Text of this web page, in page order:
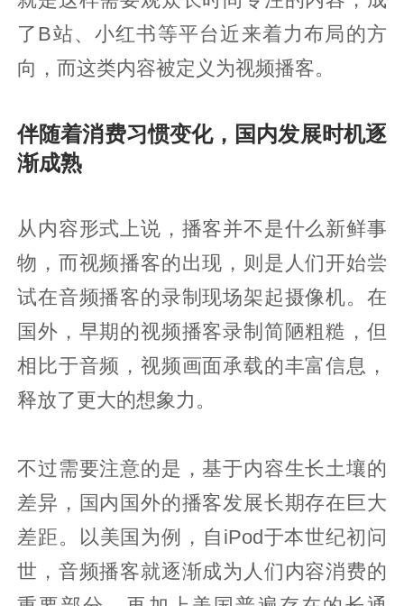
了B站、小红书等平台近来着力布局的方
向，而这类内容被定义为视频播客。
伴随着消费习惯变化，国内发展时机逐
渐成熟
从内容形式上说，播客并不是什么新鲜事
物，而视频播客的出现，则是人们开始尝
试在音频播客的录制现场架起摄像机。在
国外，早期的视频播客录制简陋粗糙，但
相比于音频，视频画面承载的丰富信息，
释放了更大的想象力。
不过需要注意的是，基于内容生长土壤的
差异，国内国外的播客发展长期存在巨大
差距。以美国为例，自iPod于本世纪初问
世，音频播客就逐渐成为人们内容消费的